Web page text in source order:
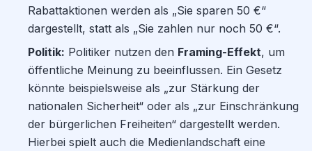
Rabattaktionen werden als „Sie sparen 50 €“
dargestellt, statt als „Sie zahlen nur noch 50 €“.
Politik: Politiker nutzen den Framing-Effekt, um
öffentliche Meinung zu beeinflussen. Ein Gesetz
könnte beispielsweise als „zur Stärkung der
nationalen Sicherheit“ oder als „zur Einschränkung
der bürgerlichen Freiheiten“ dargestellt werden.
Hierbei spielt auch die Medienlandschaft eine